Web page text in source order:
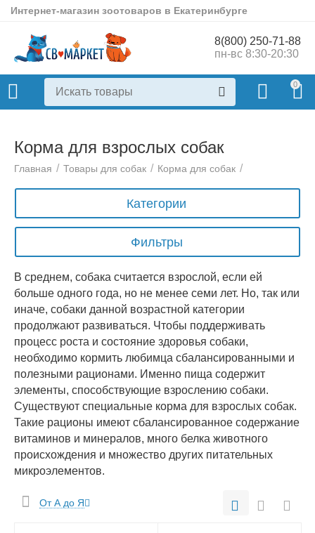
Интернет-магазин зоотоваров в Екатеринбурге
8(800) 250-71-88
пн-вс 8:30-20:30
0
Корма для взрослых собак
Главная / Товары для собак / Корма для собак /
Категории
Фильтры
В среднем, собака считается взрослой, если ей
больше одного года, но не менее семи лет. Но, так или
иначе, собаки данной возрастной категории
продолжают развиваться. Чтобы поддерживать
процесс роста и состояние здоровья собаки,
необходимо кормить любимца сбалансированными и
полезными рационами. Именно пища содержит
элементы, способствующие взрослению собаки.
Существуют специальные корма для взрослых собак.
Такие рационы имеют сбалансированное содержание
витаминов и минералов, много белка животного
происхождения и множество других питательных
микроэлементов.
От А до Я